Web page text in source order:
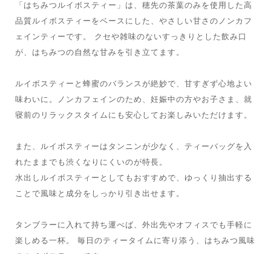
「はちみつルイボスティー」は、穂先の茶葉のみを使用した高
品質ルイボスティーをベースにした、やさしい甘さのノンカフ
ェインティーです。 クセや雑味のないすっきりとした飲み口
が、はちみつの自然な甘みを引き立てます。
ルイボスティーと蜂蜜のバランスが絶妙で、甘すぎず心地よい
味わいに。ノンカフェインのため、妊娠中の方やお子さま、就
寝前のリラックスタイムにも安心してお楽しみいただけます。
また、ルイボスティーはタンニンが少なく、ティーバッグを入
れたままでも渋くなりにくいのが特長。
水出しルイボスティーとしてもおすすめで、ゆっくり抽出する
ことで風味と成分をしっかり引き出せます。
タンブラーに入れて持ち運べば、外出先やオフィスでも手軽に
楽しめる一杯。 毎日のティータイムに寄り添う、はちみつ風味